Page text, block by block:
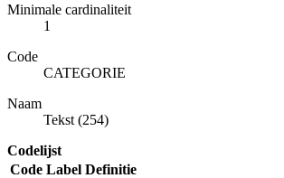
Minimale cardinaliteit
1
Code
CATEGORIE
Naam
Tekst (254)
Codelijst
Code Label Definitie